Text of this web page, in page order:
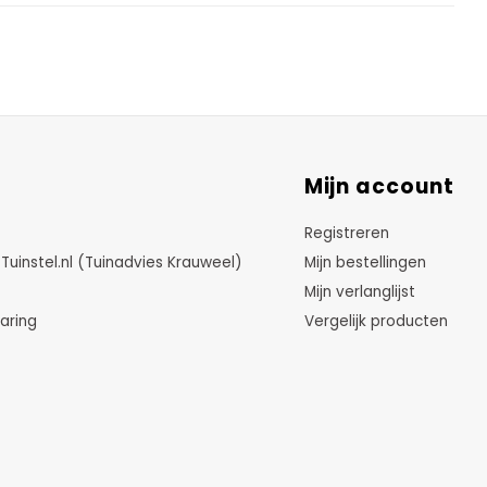
(Tuinadvies Krauweel)
Mijn account
Registreren
Mijn bestellingen
Mijn verlanglijst
Vergelijk producten